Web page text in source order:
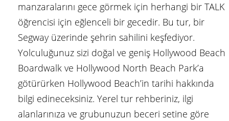
manzaralarını gece görmek için herhangi bir TALK
öğrencisi için eğlenceli bir gecedir. Bu tur, bir
Segway üzerinde şehrin sahilini keşfediyor.
Yolculuğunuz sizi doğal ve geniş Hollywood Beach
Boardwalk ve Hollywood North Beach Park’a
götürürken Hollywood Beach’in tarihi hakkında
bilgi edineceksiniz. Yerel tur rehberiniz, ilgi
alanlarınıza ve grubunuzun beceri setine göre